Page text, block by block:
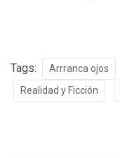
Tags: Arrranca ojos
Realidad y Ficción